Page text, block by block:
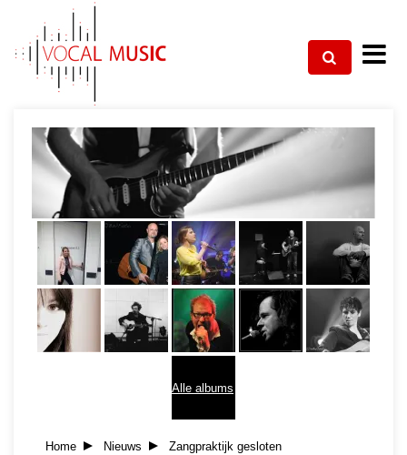
Alle albums
Home Nieuws Zangpraktijk gesloten